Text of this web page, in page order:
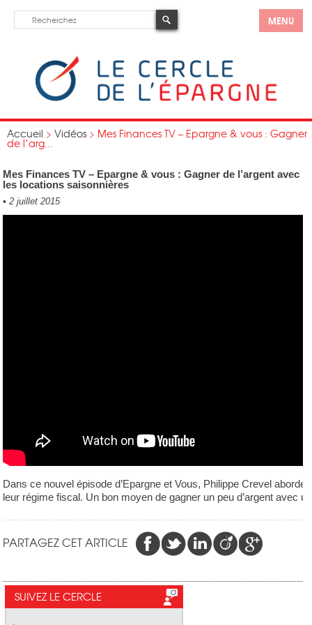
MENU
Accueil > Vidéos > Mes Finances TV – Epargne & vous : Gagner
de l’arg...
Mes Finances TV – Epargne & vous : Gagner de l’argent avec
les locations saisonnières
• 2 juillet 2015
Dans ce nouvel épisode d’Epargne et Vous, Philippe Crevel
leur régime fiscal. Un bon moyen de gagner un peu d’argent avec
PARTAGEZ CET ARTICLE
SUIVEZ LE CERCLE